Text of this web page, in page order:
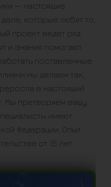
— настоящие
которые любят то,
проект ведет ряд
и знания помогают
поставленные
мы делаем так,
в настоящий
Мы претворяем вашу
имеют
Федерации. Опыт
от 15 лет.